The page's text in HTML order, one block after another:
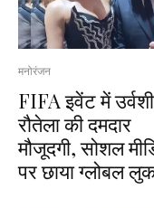
मनोरंजन
FIFA इवेंट में उर्वशी
रौतेला की दमदार
मौजूदगी, सोशल
पर छाया ग्लोबल